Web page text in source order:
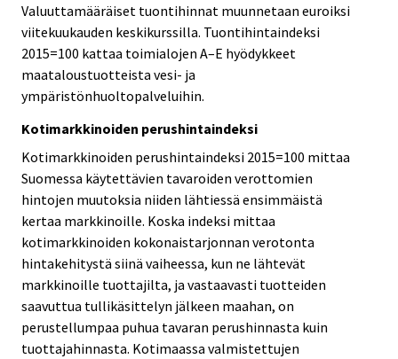
Valuuttamääräiset tuontihinnat muunnetaan euroiksi
viitekuukauden keskikurssilla. Tuontihintaindeksi
2015=100 kattaa toimialojen A–E hyödykkeet
maataloustuotteista vesi- ja
ympäristönhuoltopalveluihin.
Kotimarkkinoiden perushintaindeksi
Kotimarkkinoiden perushintaindeksi 2015=100 mittaa
Suomessa käytettävien tavaroiden verottomien
hintojen muutoksia niiden lähtiessä ensimmäistä
kertaa markkinoille. Koska indeksi mittaa
kotimarkkinoiden kokonaistarjonnan verotonta
hintakehitystä siinä vaiheessa, kun ne lähtevät
markkinoille tuottajilta, ja vastaavasti tuotteiden
saavuttua tullikäsittelyn jälkeen maahan, on
perustellumpaa puhua tavaran perushinnasta kuin
tuottajahinnasta. Kotimaassa valmistettujen